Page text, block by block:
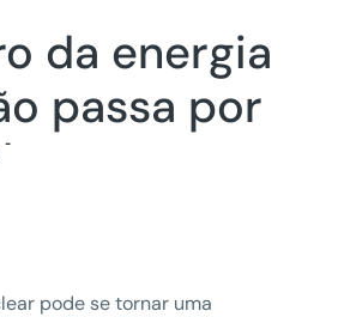
da energia
passa por
pode se tornar uma